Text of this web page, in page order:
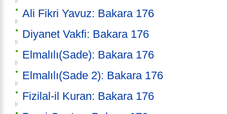
Ali Fikri Yavuz: Bakara 176
Diyanet Vakfi: Bakara 176
Elmalılı(Sade): Bakara 176
Elmalılı(Sade 2): Bakara 176
Fizilal-il Kuran: Bakara 176